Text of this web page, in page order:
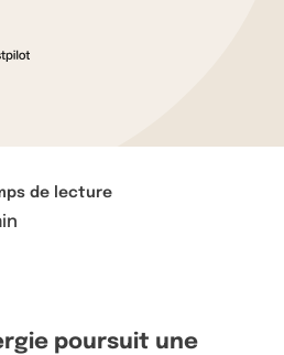
de lecture
poursuit une